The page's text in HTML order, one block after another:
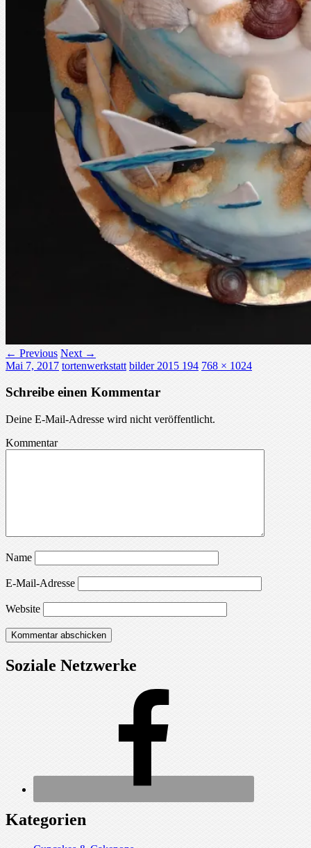
← Previous Next →
Mai 7, 2017 tortenwerkstatt bilder 2015 194 768 × 1024
Schreibe einen Kommentar
Deine E-Mail-Adresse wird nicht veröffentlicht.
Kommentar
Name
E-Mail-Adresse
Website
Soziale Netzwerke
Kategorien